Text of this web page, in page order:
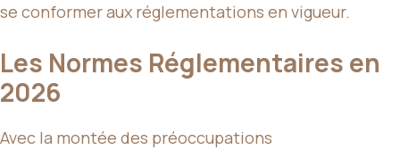
se conformer aux réglementations en vigueur.
Les Normes Réglementaires en
2026
Avec la montée des préoccupations